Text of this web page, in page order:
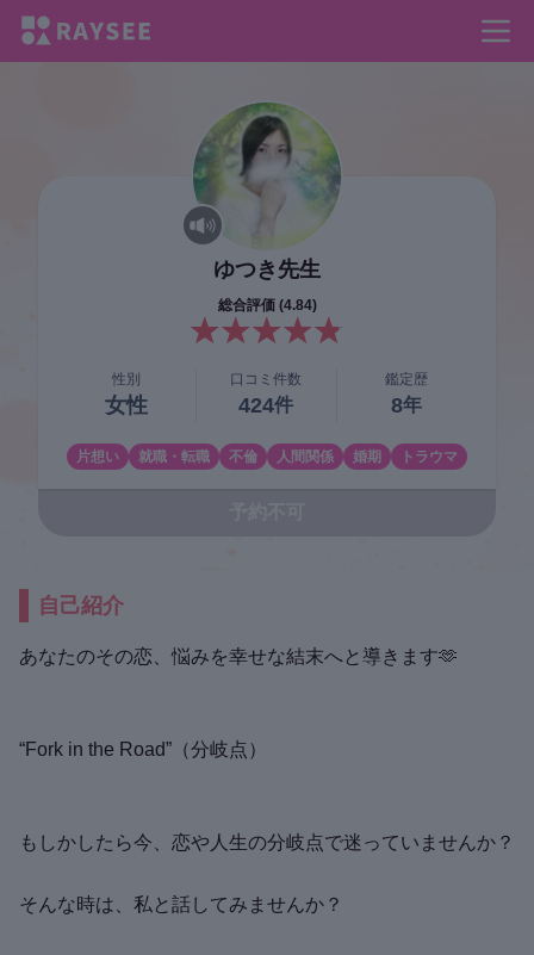
ゆつき 先生
総合評価 (4.84)
性別
女性
口コミ件数
424件
鑑定歴
8年
片想い 就職・転職 不倫 人間関係 婚期 トラウマ
自己紹介
あなたのその恋、悩みを幸せな結末へと導きます🫶
“Fork in the Road”（分岐点）
もしかしたら今、恋や人生の分岐点で迷っていませんか？
そんな時は、私と話してみませんか？